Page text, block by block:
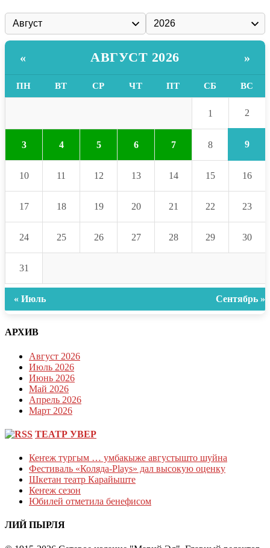
« АВГУСТ 2026 »
ПН ВТ СР ЧТ ПТ СБ ВС
1 2
3 4 5 6 7 8 9
10 11 12 13 14 15 16
17 18 19 20 21 22 23
24 25 26 27 28 29 30
31
« Июль Сентябрь »
АРХИВ
Август 2026
Июль 2026
Июнь 2026
Май 2026
Апрель 2026
Март 2026
ТЕАТР УВЕР
Кеҥеж тургым … умбакыже августышто шуйна
Фестиваль «Коляда-Plays» дал высокую оценку
Шкетан театр Карайыште
Кеҥеж сезон
Юбилей отметила бенефисом
ЛИЙ ПЫРЛЯ